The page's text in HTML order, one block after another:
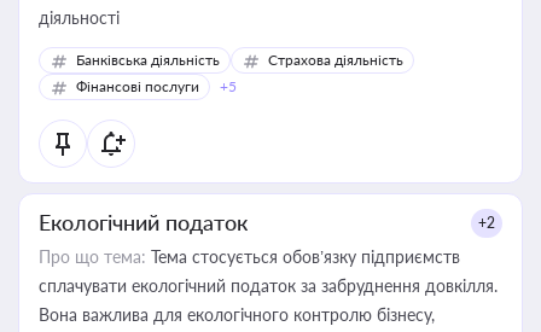
діяльності
Банківська діяльність
Страхова діяльність
Фінансові послуги
+5
Екологічний податок +2
Про що тема: Тема стосується обов’язку підприємств
сплачувати екологічний податок за забруднення довкілля.
Вона важлива для екологічного контролю бізнесу,